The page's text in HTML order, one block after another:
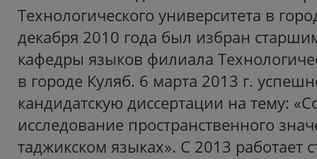
Технологического университета в
декабря 2010 года был избран
кафедры языков филиала
в городе Куляб. 6 марта 2013 г.
кандидатскую диссертации на тему:
исследование пространственного
таджикском языках». С 2013 работает